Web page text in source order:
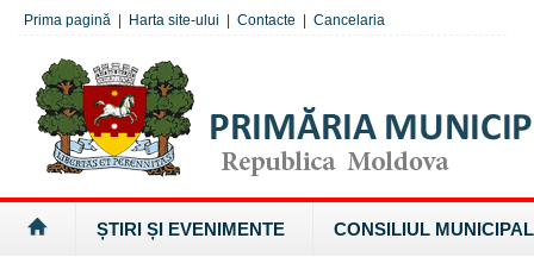
Prima pagină Harta site-ului Contacte Cancelaria
ȘTIRI ȘI EVENIMENTE CONSILIUL MUNICIPAL